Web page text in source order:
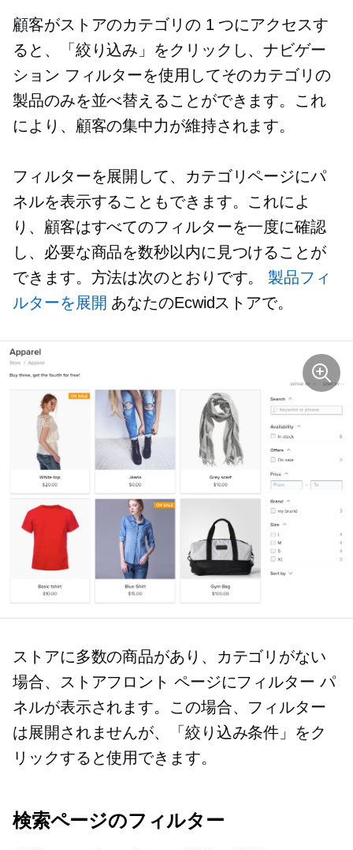
顧客がストアのカテゴリの 1 つにアクセスす
ると、「絞り込み」をクリックし、ナビゲー
ション フィルターを使用してそのカテゴリの
製品のみを並べ替えることができます。これ
により、顧客の集中力が維持されます。
フィルターを展開して、カテゴリページにパ
ネルを表示することもできます。これによ
り、顧客はすべてのフィルターを一度に確認
し、必要な商品を数秒以内に見つけることが
できます。方法は次のとおりです。製品フィ
ルターを展開 あなたのEcwidストアで。
ストアに多数の商品があり、カテゴリがない
場合、ストアフロント ページにフィルター パ
ネルが表示されます。この場合、フィルター
は展開されませんが、「絞り込み条件」をク
リックすると使用できます。
検索ページのフィルター